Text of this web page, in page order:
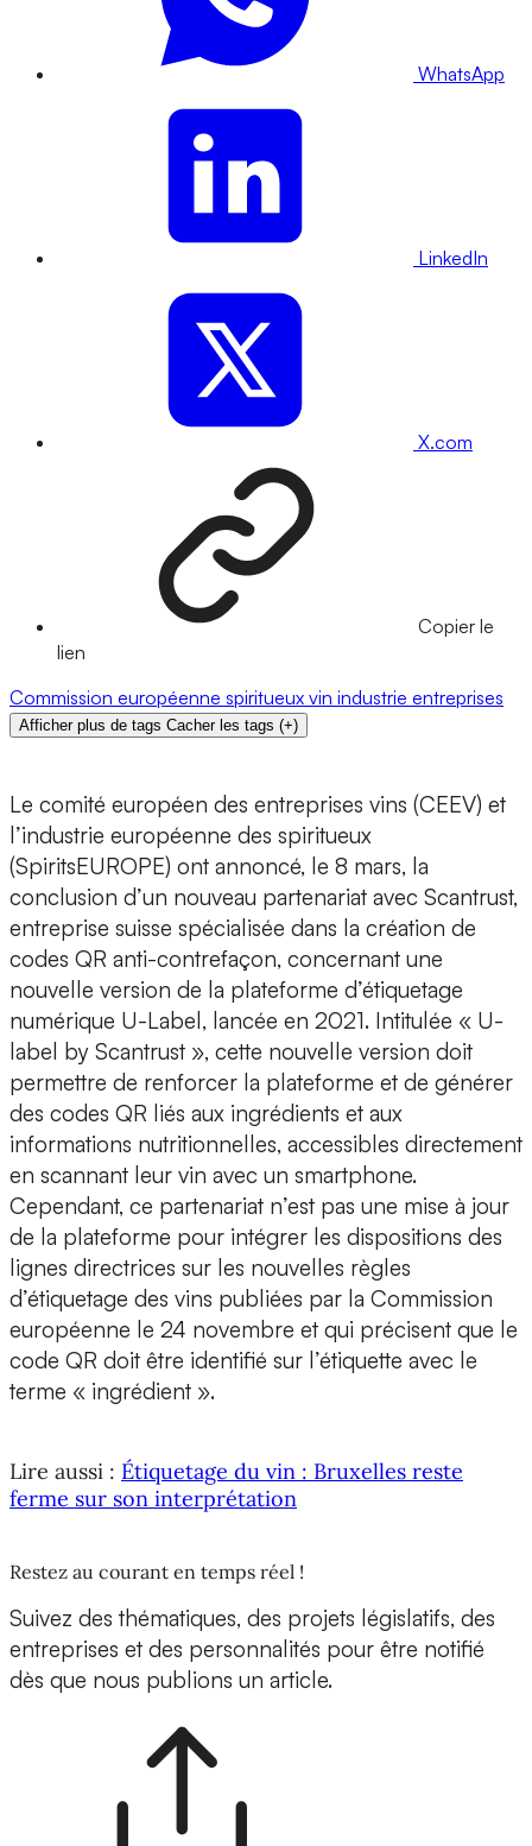
WhatsApp
LinkedIn
X.com
Copier le
lien
Commission européenne spiritueux vin industrie entreprises
Afficher plus de tags Cacher les tags (+)
Le comité européen des entreprises vins (CEEV) et
l’industrie européenne des spiritueux
(SpiritsEUROPE) ont annoncé, le 8 mars, la
conclusion d’un nouveau partenariat avec Scantrust,
entreprise suisse spécialisée dans la création de
codes QR anti-contrefaçon, concernant une
nouvelle version de la plateforme d’étiquetage
numérique U-Label, lancée en 2021. Intitulée « U-
label by Scantrust », cette nouvelle version doit
permettre de renforcer la plateforme et de générer
des codes QR liés aux ingrédients et aux
informations nutritionnelles, accessibles directement
en scannant leur vin avec un smartphone.
Cependant, ce partenariat n’est pas une mise à jour
de la plateforme pour intégrer les dispositions des
lignes directrices sur les nouvelles règles
d’étiquetage des vins publiées par la Commission
européenne le 24 novembre et qui précisent que le
code QR doit être identifié sur l’étiquette avec le
terme « ingrédient ».
Lire aussi : Étiquetage du vin : Bruxelles reste
ferme sur son interprétation
Restez au courant en temps réel !
Suivez des thématiques, des projets législatifs, des
entreprises et des personnalités pour être notifié
dès que nous publions un article.